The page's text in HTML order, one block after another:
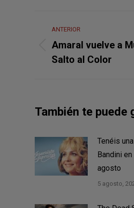
entre
publicaciones
ANTERIOR
Publicación
anterior:
Amaral vuelve a
Salto al Color
También te puede
Tenéis
Bandini
agosto
5 agosto,